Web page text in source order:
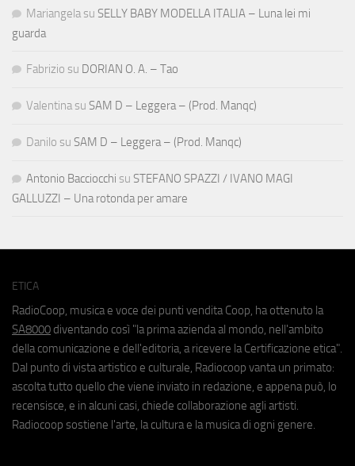
Mariangela su SELLY BABY MODELLA ITALIA – Luna lei mi
guarda
Fabrizio su DORIAN O. A. – Tao
Valentina su SAM D – Leggera – (Prod. Manqc)
Danilo su SAM D – Leggera – (Prod. Manqc)
Antonio Bacciocchi su STEFANO SPAZZI / IVANO MAGI
GALLUZZI – Una rotonda per amare
ETICA
RadioCoop, musica e voce dei punti vendita Coop, ha ottenuto la
SA8000 diventando così "la prima azienda al mondo, nell'ambito
della comunicazione e dell'editoria, a ricevere la Certificazione etica".
Dal punto di vista artistico e culturale, Radiocoop vanta un primato:
ascolta tutto quello che viene inviato in redazione, e appena può, lo
recensisce, e in alcuni casi, chiede collaborazione agli artisti.
Radiocoop sostiene l'arte, la cultura e la musica di ogni genere.